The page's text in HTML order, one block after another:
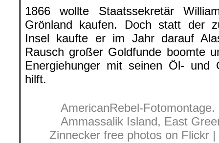
1866 wollte Staatssekretär
Grönland kaufen. Doch statt der
Insel kaufte er im Jahr darauf
Rausch großer Goldfunde boomte
Energiehunger mit seinen Öl- und
hilft.
AmericanRebel-
Ammassalik Island, East
Zinnecker free photos on Flickr